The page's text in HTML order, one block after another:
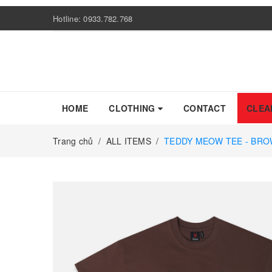
Hotline:0933.782.768
HOME CLOTHING CONTACT
Trang chủ / ALL ITEMS / TEDDY MEOW TEE -